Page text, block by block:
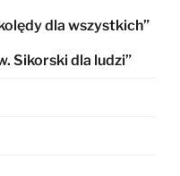
dla wszystkich”
Sikorski dla ludzi”